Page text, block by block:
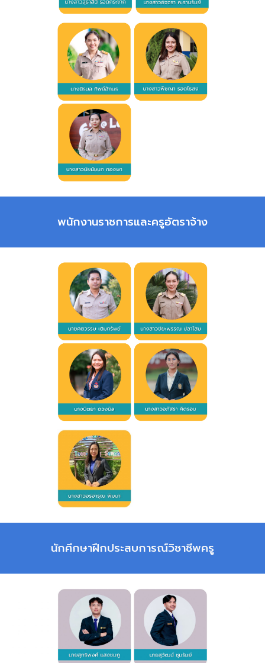
พนักงานราชการและครูอัตราจ้าง
นักศึกษาฝึกประสบการณ์วิชาชีพครู